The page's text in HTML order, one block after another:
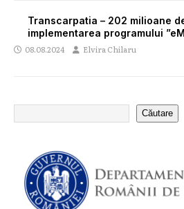
Transcarpatia – 202 milioane
implementarea programului
08.08.2024 Elvira Chilaru
Căutare